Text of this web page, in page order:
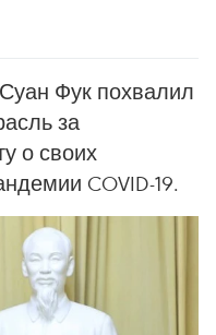
Фук похвалил
за
о своих
COVID-19.